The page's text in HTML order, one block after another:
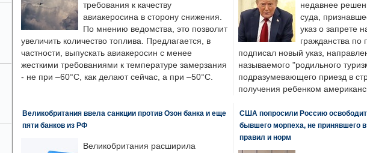
требования к качеству
авиакеросина в сторону снижения.
По мнению ведомства, это позволит
увеличить количество топлива. Предлагается, в
частности, выпускать авиакеросин с менее
жесткими требованиями к температуре замерзания
- не при –60°C, как делают сейчас, а при –50°C.
недавнее
суда,
указ о запрете
гражданства по
подписал новый указ,
называемого "родильного
подразумевающего приезд в
получения ребенком
Великобритания ввела санкции против Озон банка и еще
пяти банков из РФ
Великобритания расширила
США попросили Россию
бывшего морпеха, не принявшего
правил и норм